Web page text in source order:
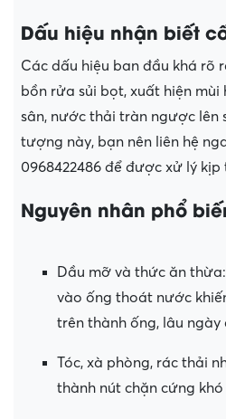
Dấu hiệu nhận biết
Các dấu hiệu ban đầu khá rõ
bồn rửa sủi bọt, xuất hiện
sân, nước thải tràn ngược lên
tượng này, bạn nên liên hệ
0968422486 để được xử lý
Nguyên nhân phổ
Dầu mỡ và thức ăn
vào ống thoát nước
trên thành ống, lâu ngày
Tóc, xà phòng, rác thải
thành nút chặn cứng khó